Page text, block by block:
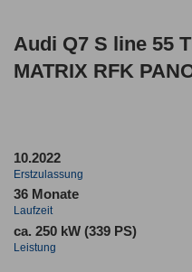
Audi Q7 S line 55
MATRIX RFK
10.2022
Erstzulassung
36 Monate
Laufzeit
ca. 250 kW (339 PS)
Leistung